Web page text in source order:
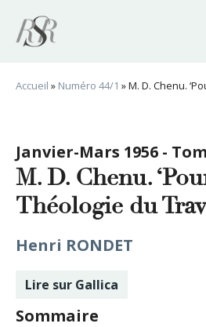
contenu
Accueil » Numéro 44/1 »M. D. Chenu.
Janvier-Mars 1956 -
M. D. Chenu.
Théologie du
Henri RONDET
Lire sur Gallica
Sommaire